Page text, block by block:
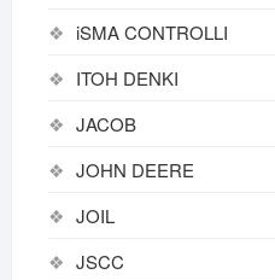
iSMA CONTROLLI
ITOH DENKI
JACOB
JOHN DEERE
JOIL
JSCC